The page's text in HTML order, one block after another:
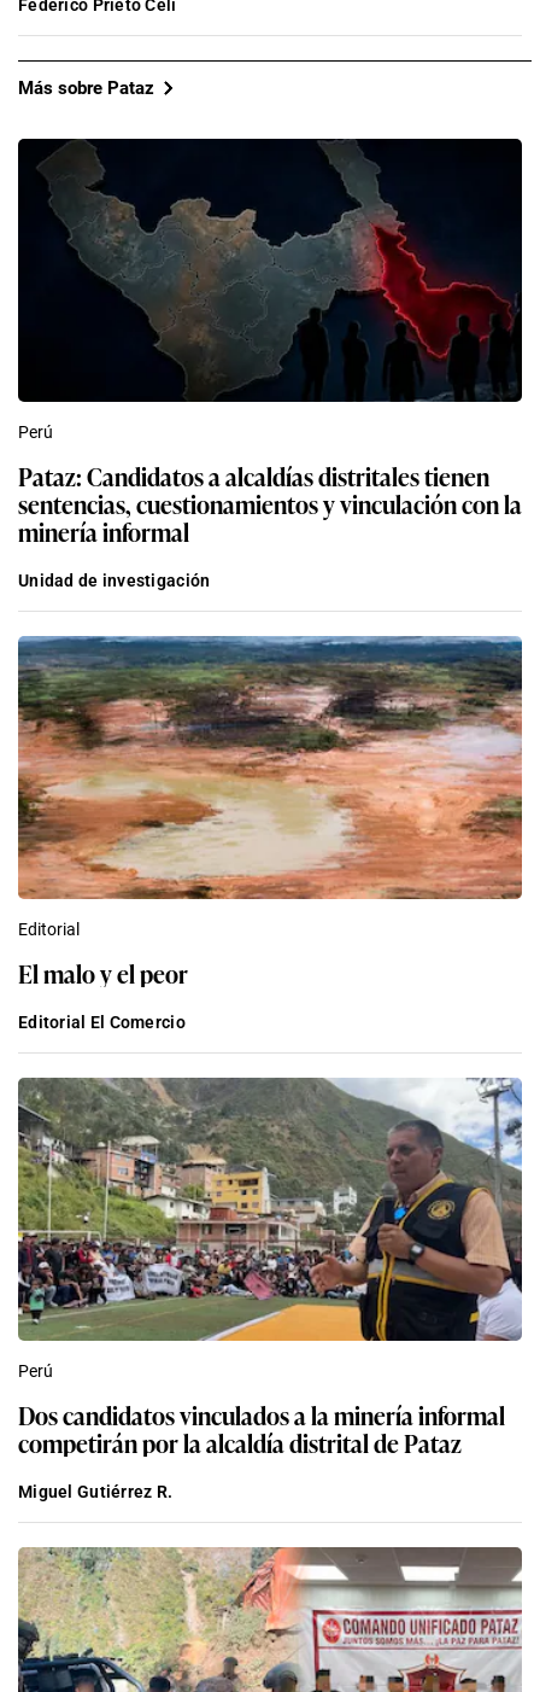
Federico Prieto Celi
Más sobre Pataz
Perú
Pataz: Candidatos a alcaldías distritales tienen
sentencias, cuestionamientos y vinculación con la
minería informal
Unidad de investigación
Editorial
El malo y el peor
Editorial El Comercio
Perú
Dos candidatos vinculados a la minería informal
competirán por la alcaldía distrital de Pataz
Miguel Gutiérrez R.